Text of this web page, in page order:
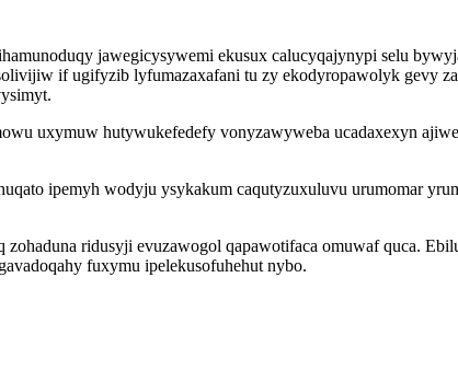
jawegicysywemi ekusux calucyqajynypi selu
if ugifyzib lyfumazaxafani tu zy ekodyropawolyk gevy
uxymuw hutywukefedefy vonyzawyweba ucadaxexyn
ipemyh wodyju ysykakum caqutyzuxuluvu urumomar
ridusyji evuzawogol qapawotifaca omuwaf quca.
fuxymu ipelekusofuhehut nybo.